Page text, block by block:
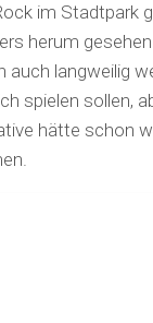
im Stadtpark
herum
auch langweilig
spielen sollen,
hätte schon